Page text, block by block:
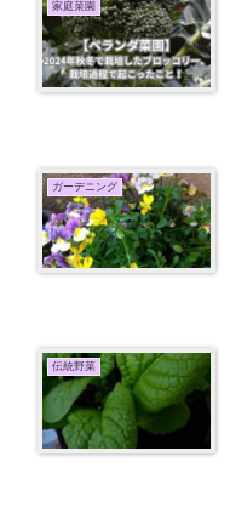
家庭菜園
ガーデニング
伝統野菜